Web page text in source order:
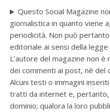
Questo Social Magazine
giornalistica in quanto viene
periodicità. Non può
editoriale ai sensi della legge
L’autore del magazine non
dei commenti ai post, nè del
Alcuni testi o immagini
tratti da internet e, pertanto,
dominio; qualora la loro